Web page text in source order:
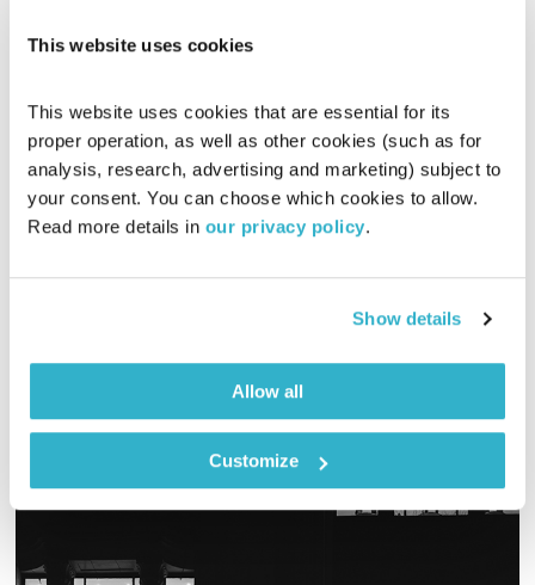
This website uses cookies
This website uses cookies that are essential for its
proper operation, as well as other cookies (such as for
analysis, research, advertising and marketing) subject to
your consent. You can choose which cookies to allow.
Read more details in our privacy policy.
Show details
Allow all
Customize
בלב אחד – 19.4.24
בלב אחד
רובן להב